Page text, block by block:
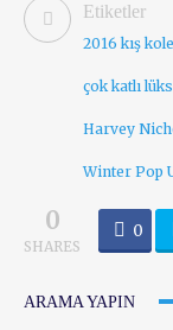
Etiketler
2016 kış
çok katlı
Harvey
Winter Pop
0
SHARES
0
ARAMA YAPIN